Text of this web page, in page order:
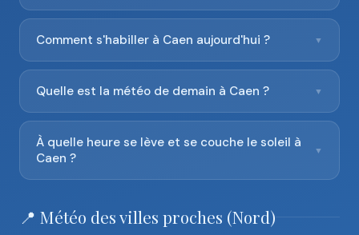
Comment s'habiller à Caen aujourd'hui ? ▼
Quelle est la météo de demain à Caen ? ▼
À quelle heure se lève et se couche le soleil à
Caen ?
▼
📍 Météo des villes proches (Nord)